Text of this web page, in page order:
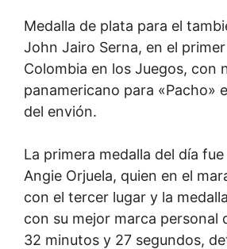
Medalla de plata para el
John Jairo Serna, en el
Colombia en los Juegos, con
panamericano para «Pacho»
del envión.
La primera medalla del día
Angie Orjuela, quien en el
con el tercer lugar y la
con su mejor marca personal
32 minutos y 27 segundos,